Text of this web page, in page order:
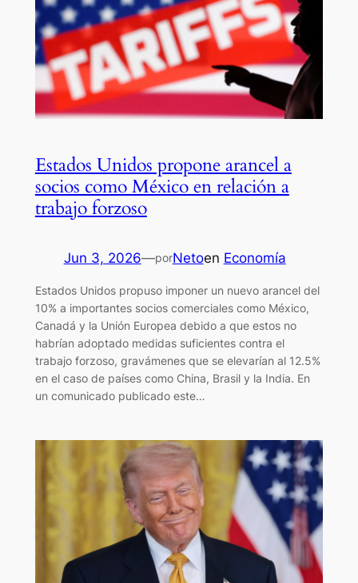
Estados Unidos propone arancel a
socios como México en relación a
trabajo forzoso
Jun 3, 2026—porNetoen Economía
Estados Unidos propuso imponer un nuevo arancel del
10% a importantes socios comerciales como México,
Canadá y la Unión Europea debido a que estos no
habrían adoptado medidas suficientes contra el
trabajo forzoso, gravámenes que se elevarían al 12.5%
en el caso de países como China, Brasil y la India. En
un comunicado publicado este…